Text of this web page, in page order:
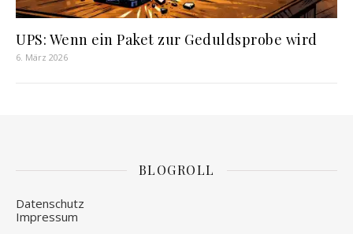
UPS: Wenn ein Paket zur Geduldsprobe wird
6. März 2026
BLOGROLL
Datenschutz
Impressum